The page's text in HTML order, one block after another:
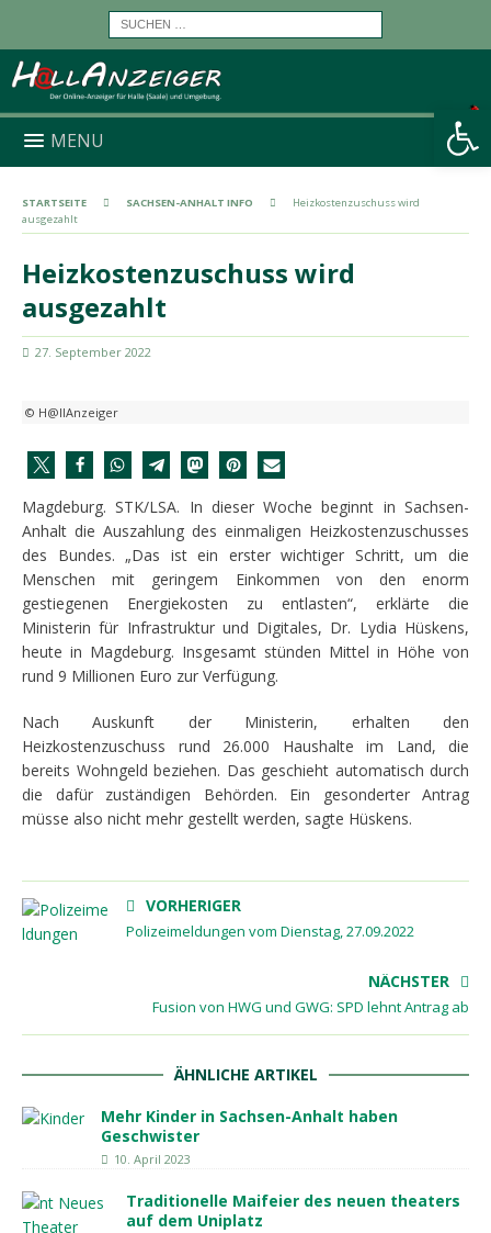
Werkzeugleiste öffnen
MENU
STARTSEITE SACHSEN-ANHALT INFO
Heizkostenzuschuss wird
ausgezahlt
Heizkostenzuschuss wird
ausgezahlt
27. September 2022
© H@llAnzeiger
Magdeburg. STK/LSA. In dieser Woche beginnt in Sachsen-
Anhalt die Auszahlung des einmaligen Heizkostenzuschusses
des Bundes. „Das ist ein erster wichtiger Schritt, um die
Menschen mit geringem Einkommen von den enorm
gestiegenen Energiekosten zu entlasten“, erklärte die
Ministerin für Infrastruktur und Digitales, Dr. Lydia Hüskens,
heute in Magdeburg. Insgesamt stünden Mittel in Höhe von
rund 9 Millionen Euro zur Verfügung.
Nach Auskunft der Ministerin, erhalten den
Heizkostenzuschuss rund 26.000 Haushalte im Land, die
bereits Wohngeld beziehen. Das geschieht automatisch durch
die dafür zuständigen Behörden. Ein gesonderter Antrag
müsse also nicht mehr gestellt werden, sagte Hüskens.
VORHERIGER
Polizeimeldungen vom Dienstag, 27.09.2022
NÄCHSTER
Fusion von HWG und GWG: SPD lehnt Antrag ab
ÄHNLICHE ARTIKEL
Mehr Kinder in Sachsen-Anhalt haben
Geschwister
10. April 2023
Traditionelle Maifeier des neuen theaters
auf dem Uniplatz